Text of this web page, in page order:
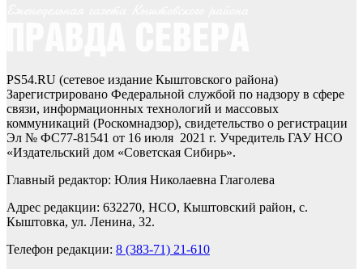
PS54.RU (сетевое издание Кыштовского района)
Зарегистрировано Федеральной службой по надзору в сфере
связи, информационных технологий и массовых
коммуникаций (Роскомнадзор), свидетельство о регистрации
Эл № ФС77-81541 от 16 июля 2021 г. Учредитель ГАУ НСО
«Издательский дом «Советская Сибирь».
Главный редактор: Юлия Николаевна Глаголева
Адрес редакции: 632270, НСО, Кыштовский район, с.
Кыштовка, ул. Ленина, 32.
Телефон редакции: 8 (383-71) 21-610